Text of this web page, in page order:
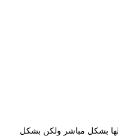
بشكل مباشر ولكن بشكل